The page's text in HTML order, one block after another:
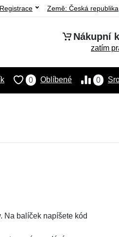
Země: Česká republika
Nákupní
zatím
0
0 Oblíbené
Na balíček napíšete kód